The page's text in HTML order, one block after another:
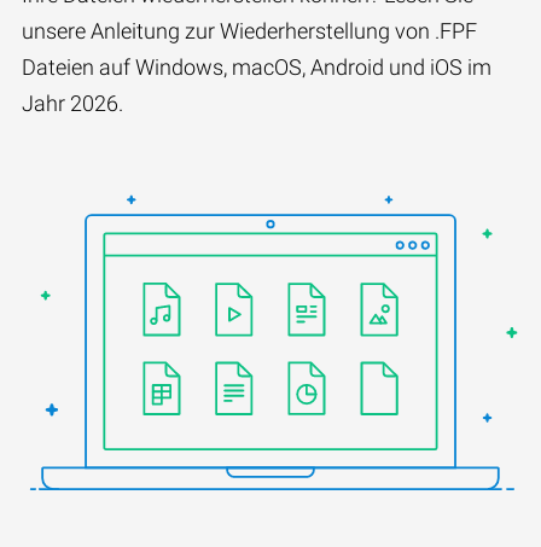
unsere Anleitung zur Wiederherstellung von .FPF
Dateien auf Windows, macOS, Android und iOS im
Jahr 2026.